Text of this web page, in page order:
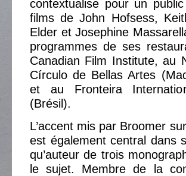
contextualise pour un
films de John Hofsess,
Elder et Josephine
programmes de ses
Canadian Film Institute, au
Círculo de Bellas Artes
et au Fronteira
(Brésil).
L’accent mis par Broomer
est également central dans
qu’auteur de trois
le sujet. Membre de la